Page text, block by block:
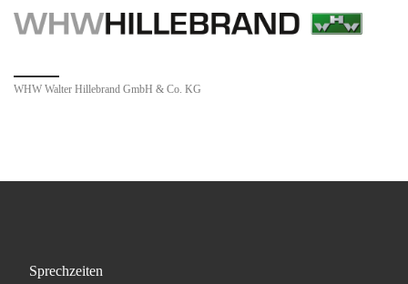
WHW Walter Hillebrand GmbH & Co. KG
Sprechzeiten